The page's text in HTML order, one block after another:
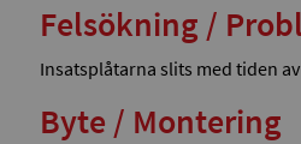
Felsökning /
Insatsplåtarna slits med tiden
Byte / Montering